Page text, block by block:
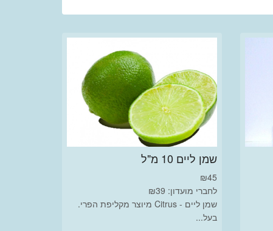
שמן ליים 10 מ"ל
₪45
לחברי מועדון: ₪39
שמן ליים - Citrus מיוצר מקליפת הפרי.
בעל...